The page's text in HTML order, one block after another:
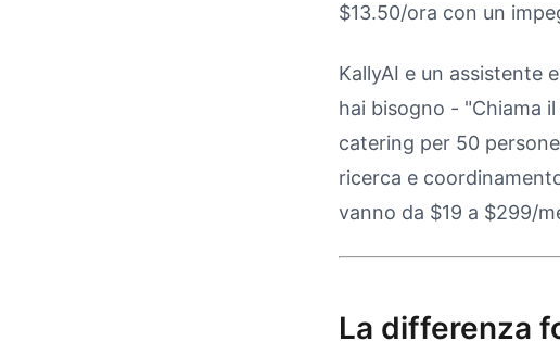
$13.50/ora con un
KallyAI e un assistente
hai bisogno - "Chiama
catering per 50
ricerca e
vanno da $19 a $299/
La differenza